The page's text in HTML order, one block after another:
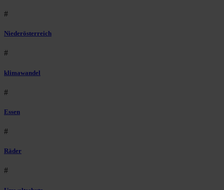
#
Niederösterreich
#
klimawandel
#
Essen
#
Räder
#